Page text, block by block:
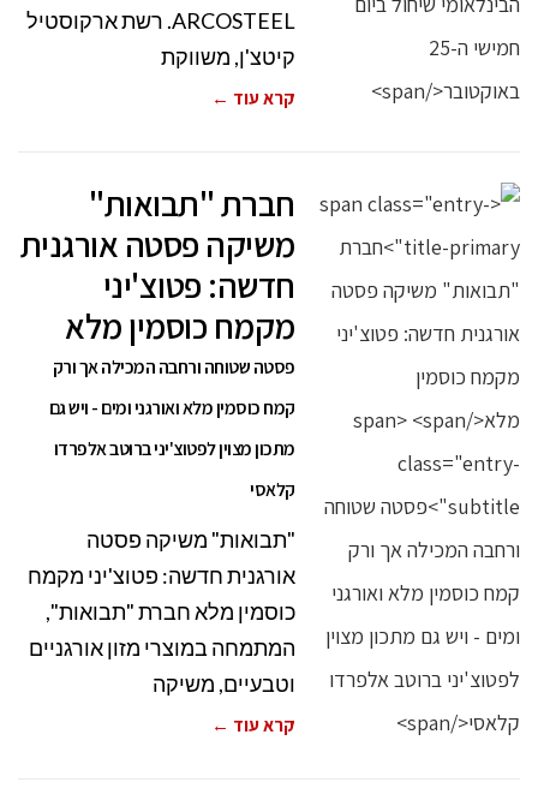
ARCOSTEEL. רשת ארקוסטיל
קיטצ'ן, משווקת
קרא עוד ←
חברת "תבואות"
משיקה פסטה אורגנית
חדשה: פטוצ'יני
מקמח כוסמין מלא
פסטה שטוחה ורחבה המכילה אך ורק
קמח כוסמין מלא ואורגני ומים - ויש גם
מתכון מצוין לפטוצ'יני ברוטב אלפרדו
קלאסי
"תבואות" משיקה פסטה
אורגנית חדשה: פטוצ'יני מקמח
כוסמין מלא חברת "תבואות",
המתמחה במוצרי מזון אורגניים
וטבעיים, משיקה
קרא עוד ←